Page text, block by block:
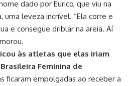
dado por Eurico, que viu na
uma leveza incrível. “Ela corre e
e consegue driblar na areia. Aí
às atletas que elas iriam
Feminina de
ficaram empolgadas ao receber a